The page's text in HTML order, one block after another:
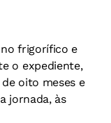
frigorífico e
o expediente,
oito meses e
jornada, às